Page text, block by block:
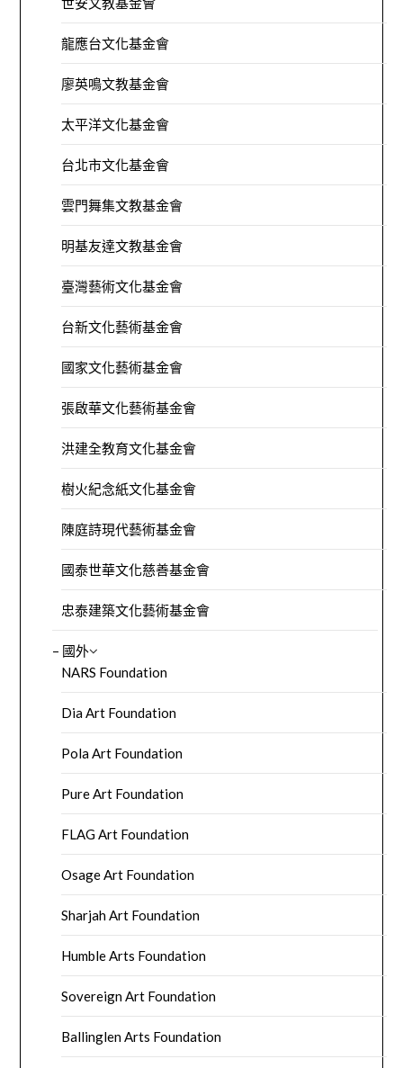
龍應台文化基金會
廖英鳴文教基金會
太平洋文化基金會
台北市文化基金會
雲門舞集文教基金會
明基友達文教基金會
臺灣藝術文化基金會
台新文化藝術基金會
國家文化藝術基金會
張啟華文化藝術基金會
洪建全教育文化基金會
樹火紀念紙文化基金會
陳庭詩現代藝術基金會
國泰世華文化慈善基金會
忠泰建築文化藝術基金會
– 國外
NARS Foundation
Dia Art Foundation
Pola Art Foundation
Pure Art Foundation
FLAG Art Foundation
Osage Art Foundation
Sharjah Art Foundation
Humble Arts Foundation
Sovereign Art Foundation
Ballinglen Arts Foundation